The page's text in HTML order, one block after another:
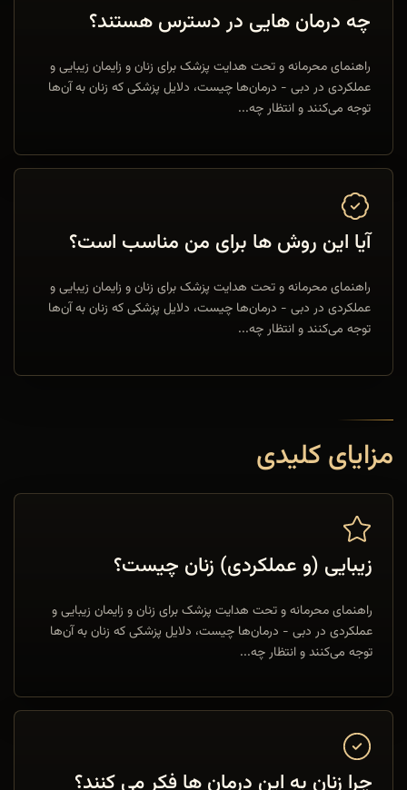
چه درمان هایی در دسترس هستند؟
راهنمای محرمانه و تحت هدایت پزشک برای زنان و زایمان زیبایی و
عملکردی در دبی - درمان‌ها چیست، دلایل پزشکی که زنان به آن‌ها
توجه می‌کنند و انتظار چه...
آیا این روش ها برای من مناسب است؟
راهنمای محرمانه و تحت هدایت پزشک برای زنان و زایمان زیبایی و
عملکردی در دبی - درمان‌ها چیست، دلایل پزشکی که زنان به آن‌ها
توجه می‌کنند و انتظار چه...
مزایای کلیدی
زیبایی (و عملکردی) زنان چیست؟
راهنمای محرمانه و تحت هدایت پزشک برای زنان و زایمان زیبایی و
عملکردی در دبی - درمان‌ها چیست، دلایل پزشکی که زنان به آن‌ها
توجه می‌کنند و انتظار چه...
چرا زنان به این درمان ها فکر می کنند؟